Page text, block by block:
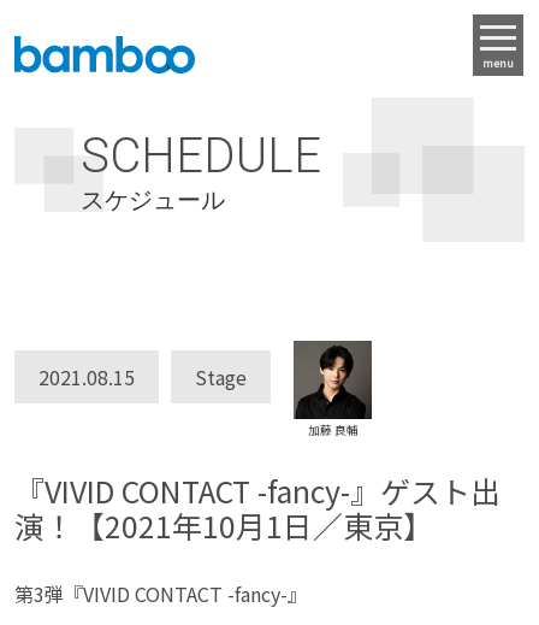
menu
SCHEDULE
スケジュール
2021.08.15 Stage
加藤 良輔
『VIVID CONTACT -fancy-』ゲスト出
演！【2021年10月1日／東京】
第3弾『VIVID CONTACT -fancy-』